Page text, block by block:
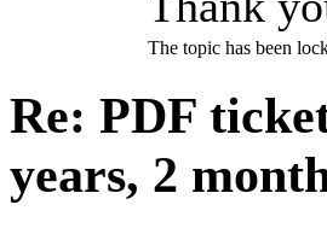
The topic has been
Re: PDF
years, 2